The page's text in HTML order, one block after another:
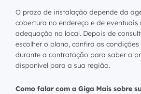
O prazo de instalação depende da
cobertura no endereço e de eventuais
adequação no local. Depois de
escolher o plano, confira as
durante a contratação para saber a
disponível para a sua região.
Como falar com a Giga Mais sobre